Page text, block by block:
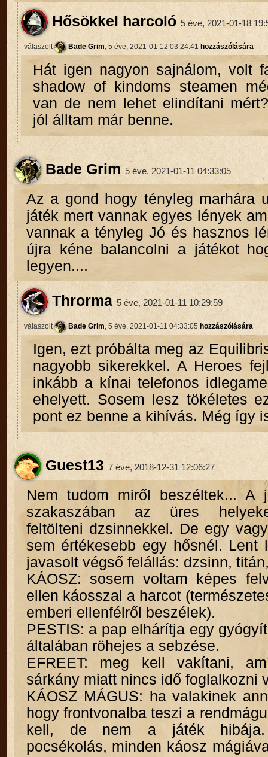
Hősökkel harcoló 5 éve, 2021-01-18
válaszolt Bade Grim, 5 éve, 2021-01-12 03:24:41 hozzászólására
Hát igen nagyon sajnálom, volt
shadow of kindoms steamen
van de nem lehet elindítani
jól álltam már benne.
Bade Grim 5 éve, 2021-01-11 04:33:05
Az a gond hogy tényleg marhára
játék mert vannak egyes lények
vannak a tényleg Jó és hasznos
újra kéne balancolni a játékot
legyen....
Throrma 5 éve, 2021-01-11 10:29:59
válaszolt Bade Grim, 5 éve, 2021-01-11 04:33:05 hozzászólására
Igen, ezt próbálta meg az
nagyobb sikerekkel. A Heroes
inkább a kínai telefonos
ehelyett. Sosem lesz tökéletes
pont ez benne a kihívás. Még így
Guest13 7 éve, 2018-12-31 12:06:27
Nem tudom miről beszéltek... A
szakaszában az üres
feltölteni dzsinnekkel. De egy
sem értékesebb egy hősnél. Lent
javasolt végső felállás: dzsinn,
KÁOSZ: sosem voltam képes
ellen káosszal a harcot
emberi ellenfélről beszélek).
PESTIS: a pap elhárítja egy
általában röhejes a sebzése.
EFREET: meg kell vakítani,
sárkány miatt nincs idő foglalkozni
KÁOSZ MÁGUS: ha valakinek
hogy frontvonalba teszi a
kell, de nem a játék hibája.
pocsékolás, minden káosz